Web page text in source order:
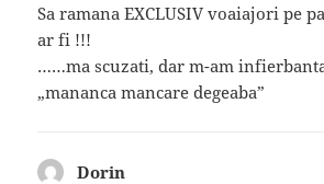
Sa ramana EXCLUSIV voaiajori pe
ar fi !!!
……ma scuzati, dar m-am
„mananca mancare degeaba”
Dorin